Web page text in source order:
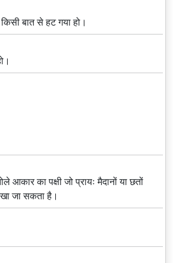
बात से हट गया हो।
आकार का पक्षी जो प्रायः मैदानों या छतों
जा सकता है।